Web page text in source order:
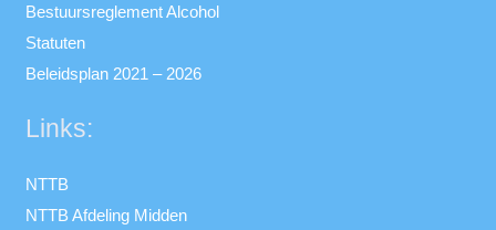
Bestuursreglement Alcohol
Statuten
Beleidsplan 2021 – 2026
Links:
NTTB
NTTB Afdeling Midden